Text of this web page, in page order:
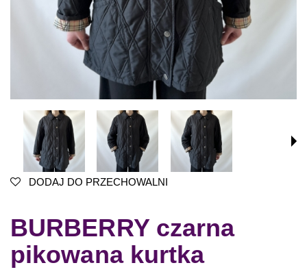
DODAJ DO PRZECHOWALNI
BURBERRY czarna
pikowana kurtka